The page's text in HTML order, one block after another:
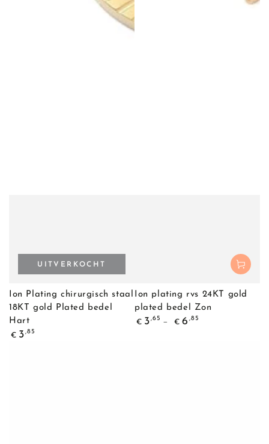
Ion Plating chirurgisch staal
18KT gold Plated bedel
Hart
Normale
€ 3,85
UITVERKOCHT
Ion plating rvs 24KT gold
plated bedel Zon
Normale
€ 3,65
€ 6 ,85